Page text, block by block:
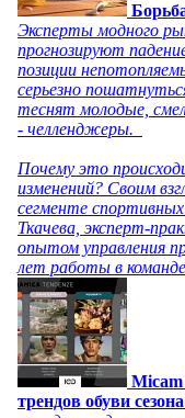
Эксперты модного
прогнозируют
позиции
серьезно
теснят молодые,
- челленджеры.
Почему это
изменений? Своим
сегменте
Ткачева, эксперт-
опытом управления
лет работы в
трендов обуви